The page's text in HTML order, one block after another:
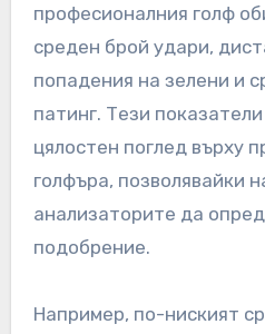
професионалния голф
среден брой удари,
попадения на зелени и
патинг. Тези
цялостен поглед върху
голфъра, позволявайки
анализаторите да
подобрение.
Например, по-ниският